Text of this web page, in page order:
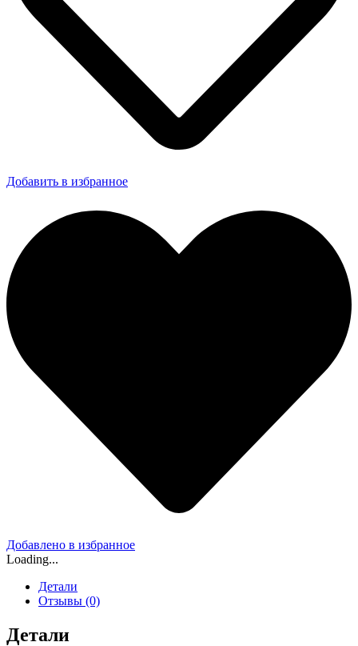
Добавить в избранное
Добавлено в избранное
Loading...
Детали
Отзывы (0)
Детали